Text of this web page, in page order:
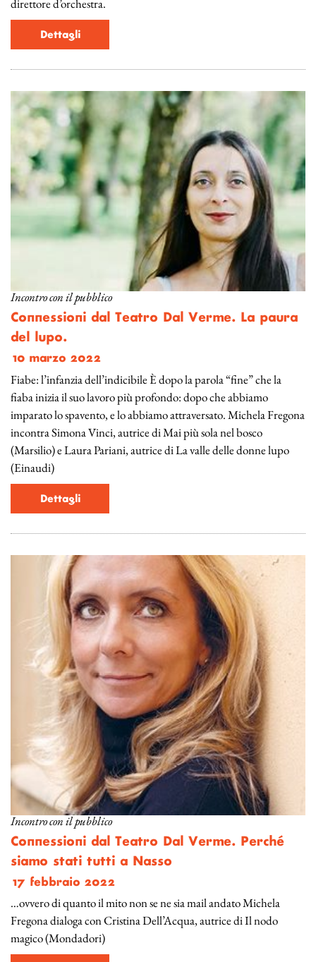
direttore d’orchestra.
Dettagli
Incontro con il pubblico
Connessioni dal Teatro Dal Verme. La paura
del lupo.
10 marzo 2022
Fiabe: l’infanzia dell’indicibile È dopo la parola “fine” che la
fiaba inizia il suo lavoro più profondo: dopo che abbiamo
imparato lo spavento, e lo abbiamo attraversato. Michela Fregona
incontra Simona Vinci, autrice di Mai più sola nel bosco
(Marsilio) e Laura Pariani, autrice di La valle delle donne lupo
(Einaudi)
Dettagli
Incontro con il pubblico
Connessioni dal Teatro Dal Verme. Perché
siamo stati tutti a Nasso
17 febbraio 2022
…ovvero di quanto il mito non se ne sia mail andato Michela
Fregona dialoga con Cristina Dell’Acqua, autrice di Il nodo
magico (Mondadori)